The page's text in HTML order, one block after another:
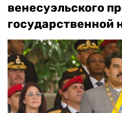
венесуэльского
государственной